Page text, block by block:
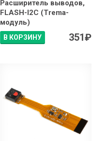
Расширитель выводов,
FLASH-I2C (Trema-
модуль)
В КОРЗИНУ 351₽